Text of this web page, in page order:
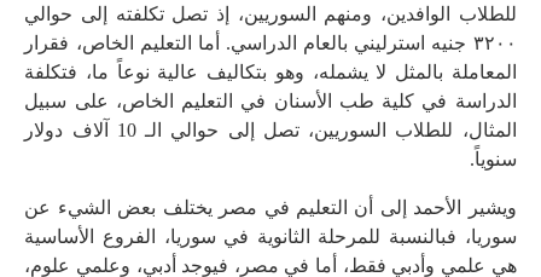
للطلاب الوافدين، ومنهم السوريين، إذ تصل تكلفته إلى حوالي
٣٢٠٠ جنيه استرليني بالعام الدراسي. أما التعليم الخاص، فقرار
المعاملة بالمثل لا يشمله، وهو بتكاليف عالية نوعاً ما، فتكلفة
الدراسة في كلية طب الأسنان في التعليم الخاص، على سبيل
المثال، للطلاب السوريين، تصل إلى حوالي الـ 10 آلاف دولار
سنوياً.
ويشير الأحمد إلى أن التعليم في مصر يختلف بعض الشيء عن
سوريا، فبالنسبة للمرحلة الثانوية في سوريا، الفروع الأساسية
هي علمي وأدبي فقط، أما في مصر، فيوجد أدبي، وعلمي علوم،